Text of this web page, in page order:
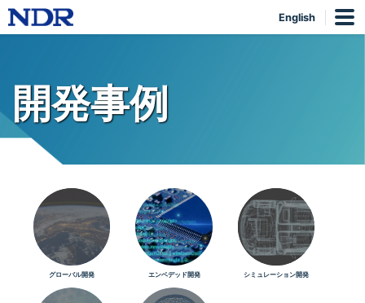
English
開発事例
グローバル開発 エンベデッド開発 シミュレーション開発